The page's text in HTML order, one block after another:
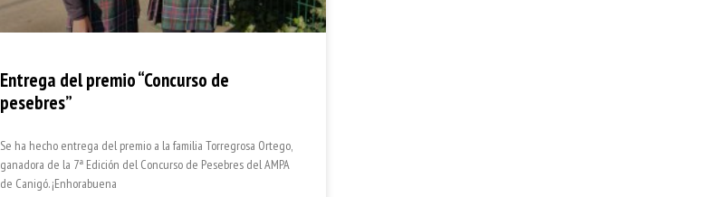
Entrega del premio “Concurso de
pesebres”
Se ha hecho entrega del premio a la familia Torregrosa Ortego,
ganadora de la 7ª Edición del Concurso de Pesebres del AMPA
de Canigó. ¡Enhorabuena